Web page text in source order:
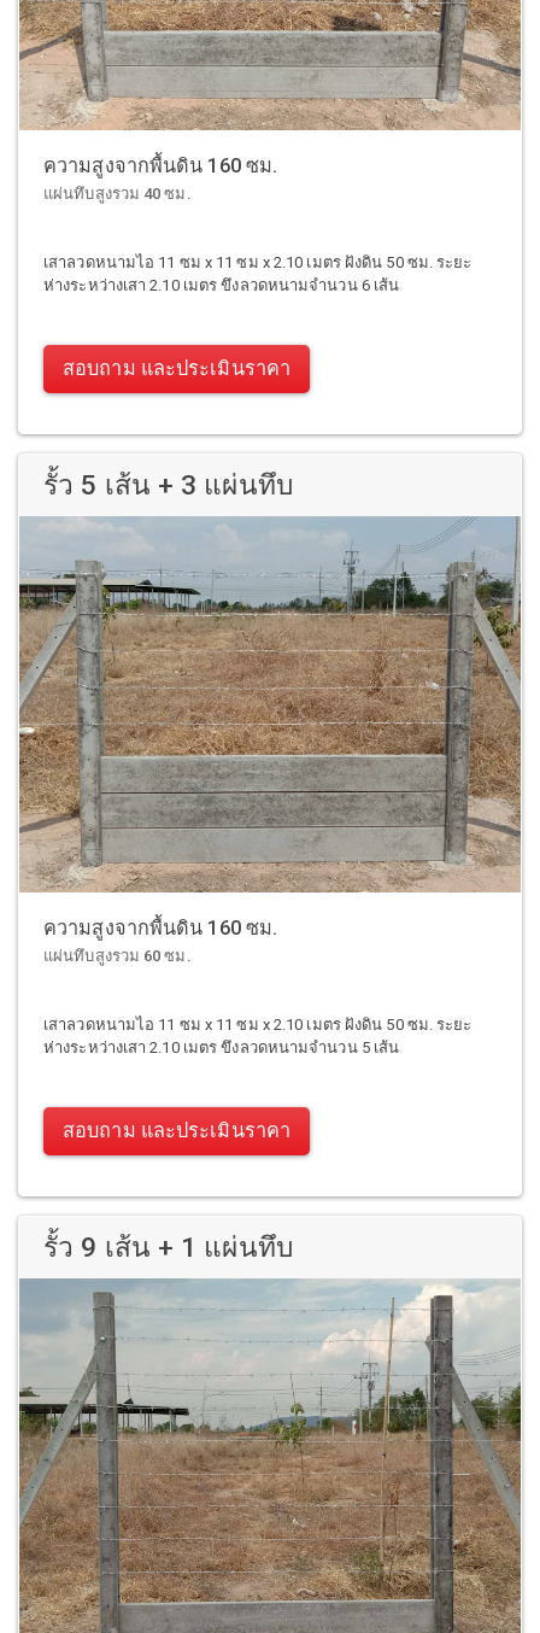
ความสูงจากพื้นดิน 160 ซม.
แผ่นทึบสูงรวม 40 ซม.
เสาลวดหนามไอ 11 ซม x 11 ซม x 2.10 เมตร ฝังดิน 50 ซม. ระยะ
ห่างระหว่างเสา 2.10 เมตร ขึงลวดหนามจำนวน 6 เส้น
สอบถาม และประเมินราคา
รั้ว 5 เส้น + 3 แผ่นทึบ
ความสูงจากพื้นดิน 160 ซม.
แผ่นทึบสูงรวม 60 ซม.
เสาลวดหนามไอ 11 ซม x 11 ซม x 2.10 เมตร ฝังดิน 50 ซม. ระยะ
ห่างระหว่างเสา 2.10 เมตร ขึงลวดหนามจำนวน 5 เส้น
สอบถาม และประเมินราคา
รั้ว 9 เส้น + 1 แผ่นทึบ